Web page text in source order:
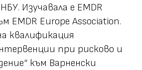
Изучавала е EMDR
EMDR Europe Association.
квалификация
при рисково и
към Варненски